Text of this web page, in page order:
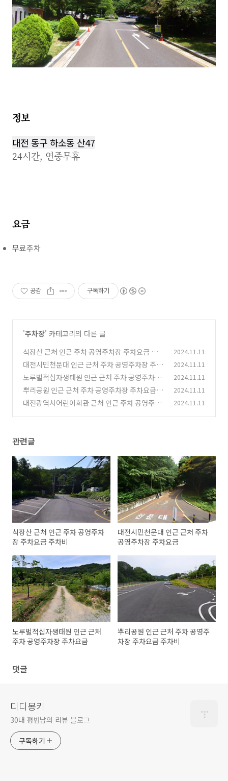
정보
대전 동구 하소동 산47
24시간, 연중무휴
요금
무료주차
공감 구독하기
'주차장' 카테고리의 다른 글
식장산 근처 인근 주차 공영주차장 주차요금 주차
비
(1)
2024.11.11
대전시민천문대 인근 근처 주차 공영주차장 주차
요금
(0)
2024.11.11
노루벌적십자생태원 인근 근처 주차 공영주차장
주차요금
(0)
2024.11.11
뿌리공원 인근 근처 주차 공영주차장 주차요금 주
차비
(0)
2024.11.11
대전광역시어린이회관 근처 인근 주차 공영주차
2024.11.11
관련글
식장산 근처 인근 주차 공영주차
장 주차요금 주차비
대전시민천문대 인근 근처 주차
공영주차장 주차요금
노루벌적십자생태원 인근 근처
주차 공영주차장 주차요금
뿌리공원 인근 근처 주차 공영주
차장 주차요금 주차비
댓글
디디몽키
30대 평범남의 리뷰 블로그
구독하기